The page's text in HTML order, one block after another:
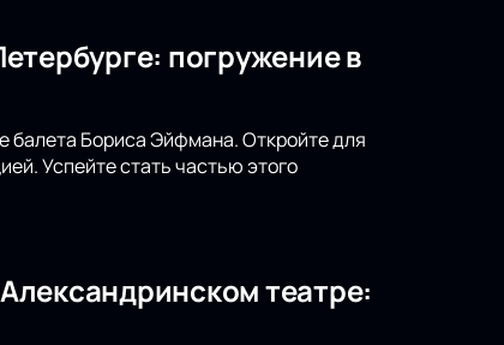
погружение в
балета Бориса Эйфмана. Откройте для
Успейте стать частью этого
театре: